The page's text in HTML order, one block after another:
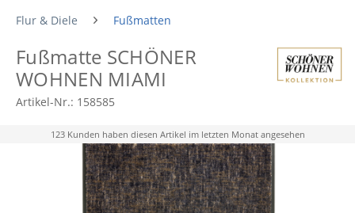
Flur & Diele Fußmatten
Fußmatte SCHÖNER
WOHNEN MIAMI
Artikel-Nr.: 158585
123 Kunden haben diesen Artikel im letzten Monat angesehen